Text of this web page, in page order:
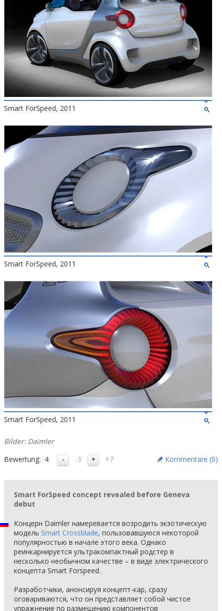
Smart ForSpeed, 2011
Smart ForSpeed, 2011
Smart ForSpeed, 2011
Bilder: Daimler
Bewertung: 4 -3 +7 Kommentare (0)
Smart ForSpeed concept revealed before Geneva
debut
Концерн Daimler намеревается возродить экзотическую
модель Smart Crossblade, пользовавшуюся некоторой
популярностью в начале этого века. Однако
реинкарнируется ультракомпактный родстер в
несколько необычном качестве – в виде электрического
концепта Smart Forspeed.
Разработчики, анонсируя концепт-кар, сразу
оговариваются, что он представляет собой чистое
упражнение по размещению компонентов